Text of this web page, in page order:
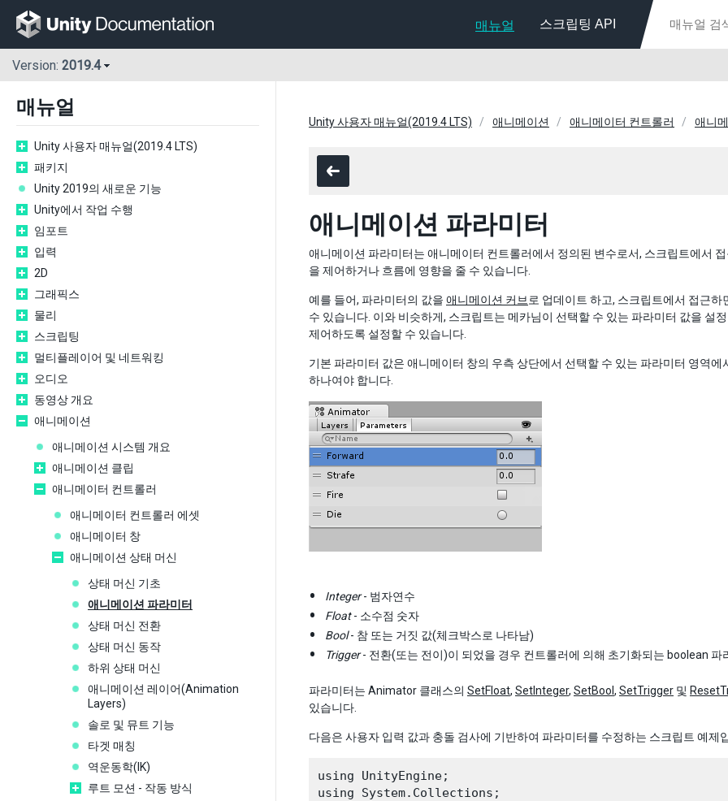
매뉴얼 스크립팅 API
Version: 2019.4
매뉴얼
Unity 사용자 매뉴얼(2019.4 LTS)
패키지
Unity 2019의 새로운 기능
Unity에서 작업 수행
임포트
입력
2D
그래픽스
물리
스크립팅
멀티플레이어 및 네트워킹
오디오
동영상 개요
애니메이션
애니메이션 시스템 개요
애니메이션 클립
애니메이터 컨트롤러
애니메이터 컨트롤러 에셋
애니메이터 창
애니메이션 상태 머신
상태 머신 기초
애니메이션 파라미터
상태 머신 전환
상태 머신 동작
하위 상태 머신
애니메이션 레이어(Animation
Layers)
솔로 및 뮤트 기능
타겟 매칭
역운동학(IK)
루트 모션 - 작동 방식
Unity 사용자 매뉴얼(2019.4 LTS) 애니메이션 애니메이터 컨트롤러 애니
애니메이션 파라미터
애니메이션 파라미터는 애니메이터 컨트롤러에서 정의된 변수로서, 스크립트에서
을 제어하거나 흐름에 영향을 줄 수 있습니다.
예를 들어, 파라미터의 값을 애니메이션 커브 로 업데이트 하고, 스크립트에서 접근
수 있습니다. 이와 비슷하게, 스크립트는 메카님이 선택할 수 있는 파라미터 값을 설
제어하도록 설정할 수 있습니다.
기본 파라미터 값은 애니메이터 창의 우측 상단에서 선택할 수 있는 파라미터 영역
하나여야 합니다.
Integer- 범자연수
Float- 소수점 숫자
Bool- 참 또는 거짓 값(체크박스로 나타남)
Trigger- 전환(또는 전이)이 되었을 경우 컨트롤러에 의해 초기화되는 boolean 파
파라미터는 Animator 클래스의 SetFloat, SetInteger, SetBool , SetTrigger 및
있습니다.
다음은 사용자 입력 값과 충돌 검사에 기반하여 파라미터를 수정하는 스크립트 예제
using UnityEngine;
using System.Collections;